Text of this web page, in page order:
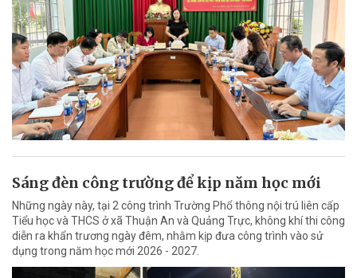
Sáng đèn công trường để kịp năm học mới
Những ngày này, tại 2 công trình Trường Phổ thông nội trú liên cấp
Tiểu học và THCS ở xã Thuận An và Quảng Trực, không khí thi công
diễn ra khẩn trương ngày đêm, nhằm kịp đưa công trình vào sử
dụng trong năm học mới 2026 - 2027.